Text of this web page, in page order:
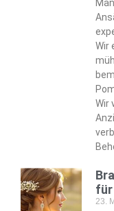
von
Wir
wie
Wir
an,
für
23.